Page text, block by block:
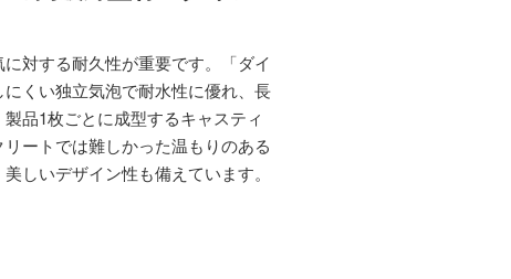
対する耐久性が重要です。「ダイ
くい独立気泡で耐水性に優れ、長
品1枚ごとに成型するキャスティ
ートでは難しかった温もりのある
しいデザイン性も備えています。